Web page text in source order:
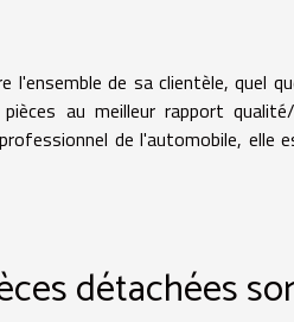
de sa clientèle, quel
au meilleur rapport
de l'automobile,
détachées